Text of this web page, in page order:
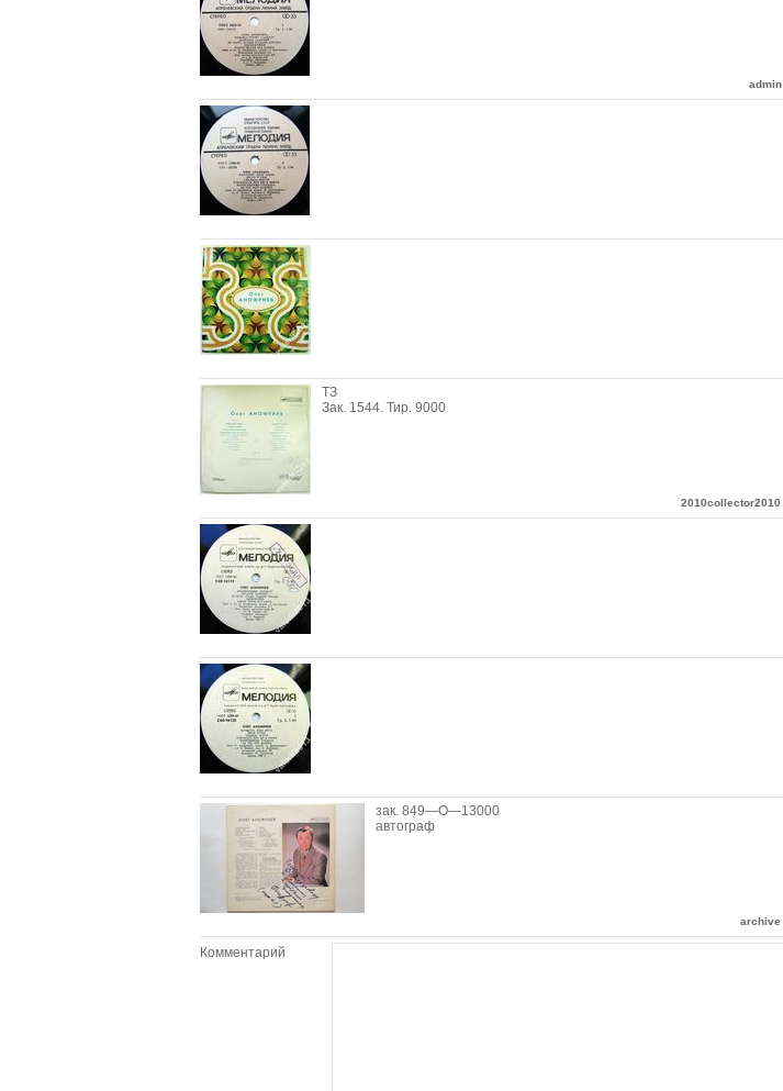
admin
ТЗ
Зак. 1544. Тир. 9000
2010collector2010
зак. 849—О—13000
автограф
archive
Комментарий